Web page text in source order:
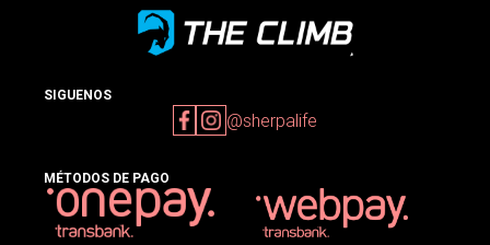
SIGUENOS
@sherpalife
MÉTODOS DE PAGO